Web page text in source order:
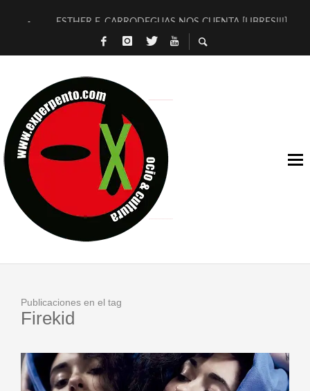
ESTHER F. CARRODEGUAS NOS CUENTA [LIBRES!!!]
[TERRA DE GUAPES] DE SANDRA MONFORT
TIMBRE 4, LA ESCUELA DEL DIRECTOR TEATRAL CLAUDIO
30 AÑOS (NO ES NADA) DE LA KATARSIS DEL TOMATAZO
MILITARES JUDÍAS EN #EXVITA
D’BALDOMEROS REINVENTAN [BITÁCORA 3.0] EN EXVITA
MARSHALL FLASH PRESENTA EN EXVITA [RELATIVA
JOFRE BARDAGÍ EN EXVITA INTERPRETANDO A SERRAT
Publicaciones en el tag
Firekid